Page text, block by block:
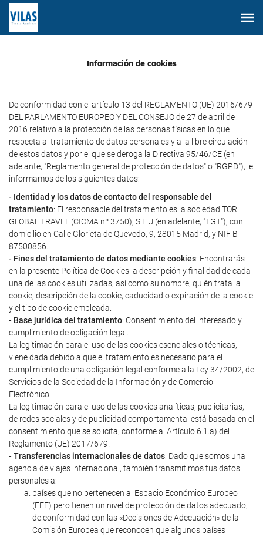
Información de cookies
De conformidad con el artículo 13 del REGLAMENTO (UE) 2016/679
DEL PARLAMENTO EUROPEO Y DEL CONSEJO de 27 de abril de
2016 relativo a la protección de las personas físicas en lo que
respecta al tratamiento de datos personales y a la libre circulación
de estos datos y por el que se deroga la Directiva 95/46/CE (en
adelante, "Reglamento general de protección de datos" o "RGPD"), le
informamos de los siguientes datos:
- Identidad y los datos de contacto del responsable del
tratamiento: El responsable del tratamiento es la sociedad TOR
GLOBAL TRAVEL (CICMA nº 3750), S.L.U (en adelante, "TGT"), con
domicilio en Calle Glorieta de Quevedo, 9, 28015 Madrid, y NIF B-
87500856.
- Fines del tratamiento de datos mediante cookies: Encontrarás
en la presente Política de Cookies la descripción y finalidad de cada
una de las cookies utilizadas, así como su nombre, quién trata la
cookie, descripción de la cookie, caducidad o expiración de la cookie
y el tipo de cookie empleada.
- Base jurídica del tratamiento: Consentimiento del interesado y
cumplimiento de obligación legal.
La legitimación para el uso de las cookies esenciales o técnicas,
viene dada debido a que el tratamiento es necesario para el
cumplimiento de una obligación legal conforme a la Ley 34/2002, de
Servicios de la Sociedad de la Información y de Comercio
Electrónico.
La legitimación para el uso de las cookies analíticas, publicitarias,
de redes sociales y de publicidad comportamental está basada en el
consentimiento que se solicita, conforme al Artículo 6.1.a) del
Reglamento (UE) 2017/679.
- Transferencias internacionales de datos: Dado que somos una
agencia de viajes internacional, también transmitimos tus datos
personales a:
países que no pertenecen al Espacio Económico Europeo
(EEE) pero tienen un nivel de protección de datos adecuado,
de conformidad con las «Decisiones de Adecuación» de la
Comisión Europea que reconocen que algunos países